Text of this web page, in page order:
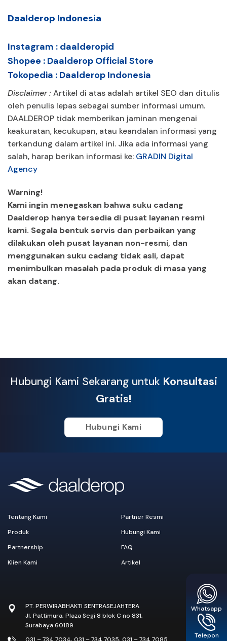
Daalderop Indonesia
Instagram : daalderopid
Shopee : Daalderop Official Store
Tokopedia : Daalderop Indonesia
Disclaimer :Artikel di atas adalah artikel SEO dan ditulis
oleh penulis lepas sebagai sumber informasi umum.
DAALDEROP tidak memberikan jaminan mengenai
keakuratan, kecukupan, atau keandalan informasi yang
terkandung dalam artikel ini. Jika ada informasi yang
salah, harap berikan informasi ke: GRADIN Digital
Agency
Warning!
Kami ingin menegaskan bahwa suku cadang
Daalderop hanya tersedia di pusat layanan resmi
kami. Segala bentuk servis dan perbaikan yang
dilakukan oleh pusat layanan non-resmi, dan
menggunakan suku cadang tidak asli, dapat
menimbulkan masalah pada produk di masa yang
akan datang.
Whatsapp
Telepon
Hubungi Kami Sekarang untuk Konsultasi
Gratis!
Hubungi Kami
Tentang Kami
Produk
Partnership
Klien Kami
Partner Resmi
Hubungi Kami
FAQ
Artikel
PT. PERWIRABHAKTI SENTRASEJAHTERA
Jl. Pattimura, Plaza Segi 8 blok C no 831,
Surabaya 60189